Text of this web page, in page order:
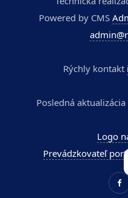
Powered by CMS
Rýchly kontakt
Posledná
Logo
Prevádzkovateľ